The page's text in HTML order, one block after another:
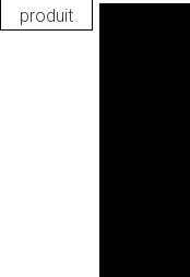
produit